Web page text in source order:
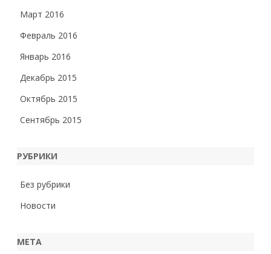
Март 2016
Февраль 2016
Январь 2016
Декабрь 2015
Октябрь 2015
Сентябрь 2015
РУБРИКИ
Без рубрики
Новости
МЕТА